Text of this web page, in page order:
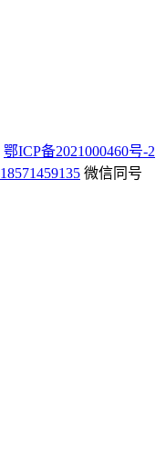
鄂ICP备2021000460号-2
18571459135 微信同号